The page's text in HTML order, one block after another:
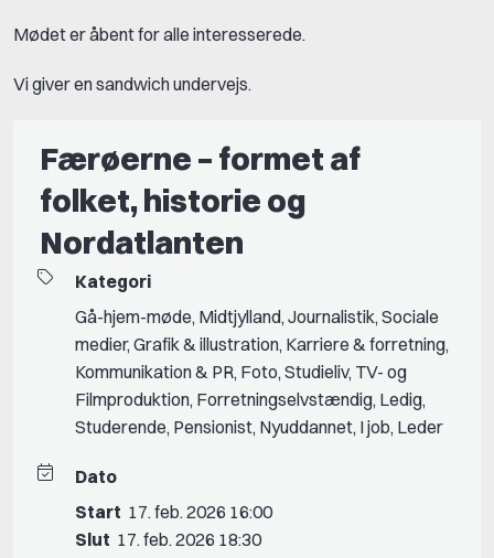
Mødet er åbent for alle interesserede.
Vi giver en sandwich undervejs.
Færøerne – formet af
folket, historie og
Nordatlanten
Kategori
Gå-hjem-møde, Midtjylland,Journalistik,Sociale
medier,Grafik & illustration, Karriere & forretning,
Kommunikation & PR, Foto,Studieliv, TV- og
Filmproduktion, Forretningselvstændig, Ledig,
Studerende, Pensionist, Nyuddannet, I job, Leder
Dato
Start 17. feb. 2026 16:00
Slut 17. feb. 2026 18:30